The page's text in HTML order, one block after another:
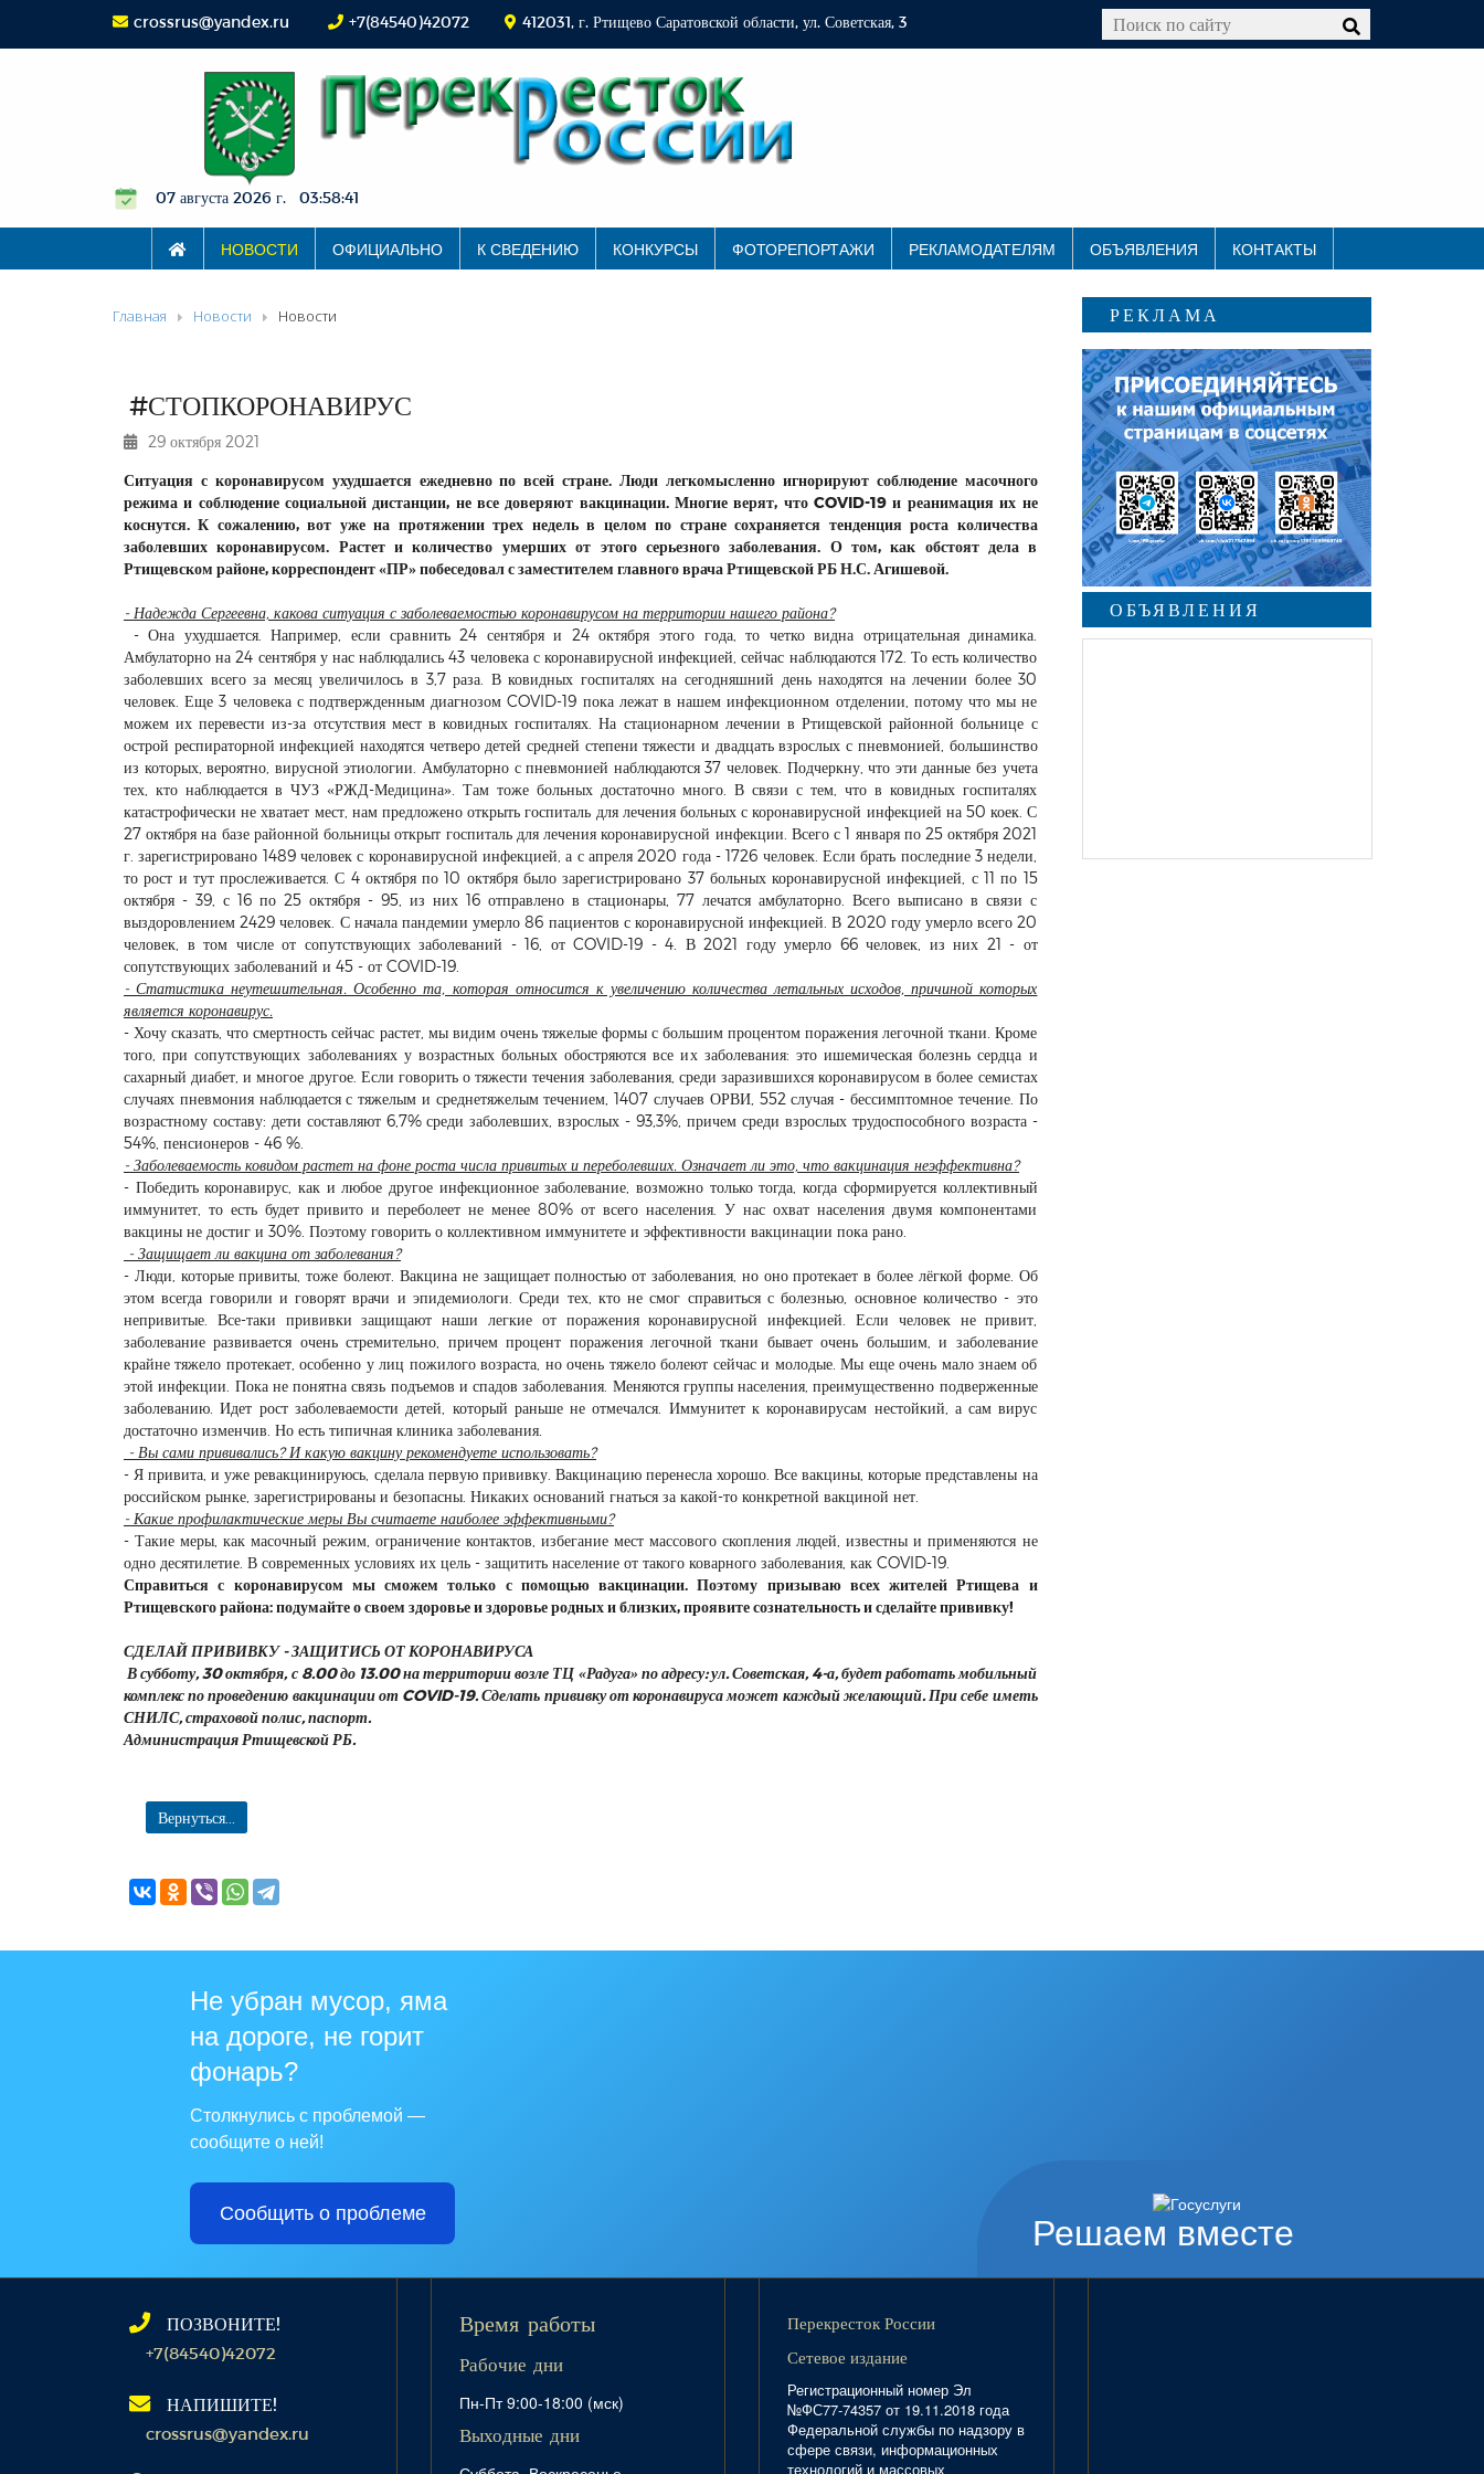
crossrus@yandex.ru +7(84540)42072 412031, г. Ртищево Саратовской области, ул. Советская, 3
07 августа 2026 г. 03:58:41
НОВОСТИ ОФИЦИАЛЬНО К СВЕДЕНИЮ КОНКУРСЫ ФОТОРЕПОРТАЖИ РЕКЛАМОДАТЕЛЯМ ОБЪЯВЛЕНИЯ КОНТАКТЫ
Главная Новости Новости
#СТОПКОРОНАВИРУС
29 октября 2021
Ситуация с коронавирусом ухудшается ежедневно по всей стране. Люди легкомысленно игнорируют соблюдение масочного
режима и соблюдение социальной дистанции, не все доверяют вакцинации. Многие верят, что COVID-19 и реанимация их не
коснутся. К сожалению, вот уже на протяжении трех недель в целом по стране сохраняется тенденция роста количества
заболевших коронавирусом. Растет и количество умерших от этого серьезного заболевания. О том, как обстоят дела в
Ртищевском районе, корреспондент «ПР» побеседовал с заместителем главного врача Ртищевской РБ Н.С. Агишевой.
- Надежда Сергеевна, какова ситуация с заболеваемостью коронавирусом на территории нашего района?
- Она ухудшается. Например, если сравнить 24 сентября и 24 октября этого года, то четко видна отрицательная динамика.
Амбулаторно на 24 сентября у нас наблюдались 43 человека с коронавирусной инфекцией, сейчас наблюдаются 172. То есть количество
заболевших всего за месяц увеличилось в 3,7 раза. В ковидных госпиталях на сегодняшний день находятся на лечении более 30
человек. Еще 3 человека с подтвержденным диагнозом COVID-19 пока лежат в нашем инфекционном отделении, потому что мы не
можем их перевести из-за отсутствия мест в ковидных госпиталях. На стационарном лечении в Ртищевской районной больнице с
острой респираторной инфекцией находятся четверо детей средней степени тяжести и двадцать взрослых с пневмонией, большинство
из которых, вероятно, вирусной этиологии. Амбулаторно с пневмонией наблюдаются 37 человек. Подчеркну, что эти данные без учета
тех, кто наблюдается в ЧУЗ «РЖД-Медицина». Там тоже больных достаточно много. В связи с тем, что в ковидных госпиталях
катастрофически не хватает мест, нам предложено открыть госпиталь для лечения больных с коронавирусной инфекцией на 50 коек. С
27 октября на базе районной больницы открыт госпиталь для лечения коронавирусной инфекции. Всего с 1 января по 25 октября 2021
г. зарегистрировано 1489 человек с коронавирусной инфекцией, а с апреля 2020 года - 1726 человек. Если брать последние 3 недели,
то рост и тут прослеживается. С 4 октября по 10 октября было зарегистрировано 37 больных коронавирусной инфекцией, с 11 по 15
октября - 39, с 16 по 25 октября - 95, из них 16 отправлено в стационары, 77 лечатся амбулаторно. Всего выписано в связи с
выздоровлением 2429 человек. С начала пандемии умерло 86 пациентов с коронавирусной инфекцией. В 2020 году умерло всего 20
человек, в том числе от сопутствующих заболеваний - 16, от COVID-19 - 4. В 2021 году умерло 66 человек, из них 21 - от
сопутствующих заболеваний и 45 - от COVID-19.
- Статистика неутешительная. Особенно та, которая относится к увеличению количества летальных исходов, причиной которых
является коронавирус.
- Хочу сказать, что смертность сейчас растет, мы видим очень тяжелые формы с большим процентом поражения легочной ткани. Кроме
того, при сопутствующих заболеваниях у возрастных больных обостряются все их заболевания: это ишемическая болезнь сердца и
сахарный диабет, и многое другое. Если говорить о тяжести течения заболевания, среди заразившихся коронавирусом в более семистах
случаях пневмония наблюдается с тяжелым и среднетяжелым течением, 1407 случаев ОРВИ, 552 случая - бессимптомное течение. По
возрастному составу: дети составляют 6,7% среди заболевших, взрослых - 93,3%, причем среди взрослых трудоспособного возраста -
54%, пенсионеров - 46 %.
- Заболеваемость ковидом растет на фоне роста числа привитых и переболевших. Означает ли это, что вакцинация неэффективна?
- Победить коронавирус, как и любое другое инфекционное заболевание, возможно только тогда, когда сформируется коллективный
иммунитет, то есть будет привито и переболеет не менее 80% от всего населения. У нас охват населения двумя компонентами
вакцины не достиг и 30%. Поэтому говорить о коллективном иммунитете и эффективности вакцинации пока рано.
- Защищает ли вакцина от заболевания?
- Люди, которые привиты, тоже болеют. Вакцина не защищает полностью от заболевания, но оно протекает в более лёгкой форме. Об
этом всегда говорили и говорят врачи и эпидемиологи. Среди тех, кто не смог справиться с болезнью, основное количество - это
непривитые. Все-таки прививки защищают наши легкие от поражения коронавирусной инфекцией. Если человек не привит,
заболевание развивается очень стремительно, причем процент поражения легочной ткани бывает очень большим, и заболевание
крайне тяжело протекает, особенно у лиц пожилого возраста, но очень тяжело болеют сейчас и молодые. Мы еще очень мало знаем об
этой инфекции. Пока не понятна связь подъемов и спадов заболевания. Меняются группы населения, преимущественно подверженные
заболеванию. Идет рост заболеваемости детей, который раньше не отмечался. Иммунитет к коронавирусам нестойкий, а сам вирус
достаточно изменчив. Но есть типичная клиника заболевания.
- Вы сами прививались? И какую вакцину рекомендуете использовать?
- Я привита, и уже ревакцинируюсь, сделала первую прививку. Вакцинацию перенесла хорошо. Все вакцины, которые представлены на
российском рынке, зарегистрированы и безопасны. Никаких оснований гнаться за какой-то конкретной вакциной нет.
- Какие профилактические меры Вы считаете наиболее эффективными?
- Такие меры, как масочный режим, ограничение контактов, избегание мест массового скопления людей, известны и применяются не
одно десятилетие. В современных условиях их цель - защитить население от такого коварного заболевания, как COVID-19.
Справиться с коронавирусом мы сможем только с помощью вакцинации. Поэтому призываю всех жителей Ртищева и
Ртищевского района: подумайте о своем здоровье и здоровье родных и близких, проявите сознательность и сделайте прививку!
СДЕЛАЙ ПРИВИВКУ - ЗАЩИТИСЬ ОТ КОРОНАВИРУСА
В субботу, 30 октября, с 8.00 до 13.00 на территории возле ТЦ «Радуга» по адресу: ул. Советская, 4-а, будет работать мобильный
комплекс по проведению вакцинации от COVID-19. Сделать прививку от коронавируса может каждый желающий. При себе иметь
СНИЛС, страховой полис, паспорт.
Администрация Ртищевской РБ.
Вернуться...
РЕКЛАМА
ОБЪЯВЛЕНИЯ
Решаем вместе
Не убран мусор, яма
на дороге, не горит
фонарь?
Столкнулись с проблемой —
сообщите о ней!
Сообщить о проблеме
ПОЗВОНИТЕ!
+7(84540)42072
НАПИШИТЕ!
crossrus@yandex.ru
Время работы
Рабочие дни
Пн-Пт 9:00-18:00 (мск)
Выходные дни
Перекресток России
Сетевое издание
Регистрационный номер Эл
№ФС77-74357 от 19.11.2018 года
Федеральной службы по надзору в
сфере связи, информационных
технологий и массовых